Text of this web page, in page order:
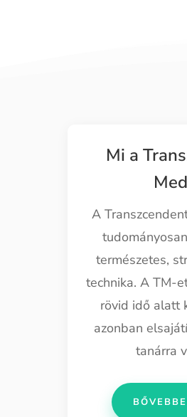
Mi a
A
természetes,
technika. A TM-
rövid idő alatt
azonban
tanárra